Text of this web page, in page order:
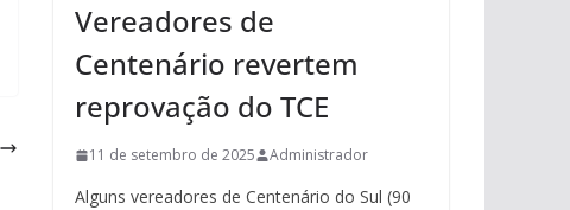
Vereadores de
Centenário revertem
reprovação do TCE
11 de setembro de 2025 Administrador
Alguns vereadores de Centenário do Sul (90